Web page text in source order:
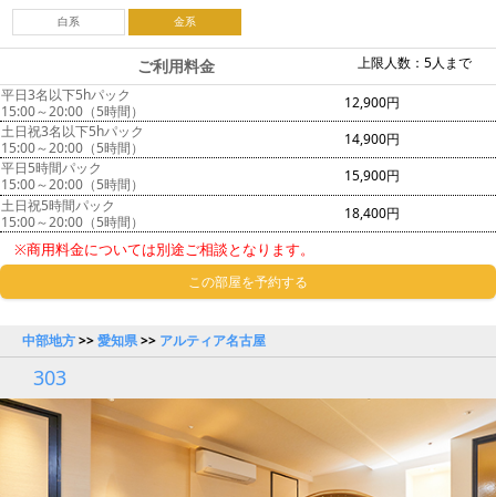
白系 金系
上限人数：5人まで
ご利用料金
平日3名以下5hパック
15:00～20:00（5時間）
12,900円
土日祝3名以下5hパック
15:00～20:00（5時間）
14,900円
平日5時間パック
15:00～20:00（5時間）
15,900円
土日祝5時間パック
15:00～20:00（5時間）
18,400円
※商用料金については別途ご相談となります。
この部屋を予約する
中部地方>>愛知県>> アルティア名古屋
303